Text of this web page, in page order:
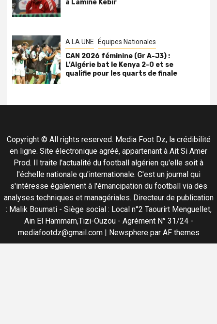
à Lamine Kebir
A LA UNE Équipes Nationales
CAN 2026 féminine (Gr A-J3) :
L’Algérie bat le Kenya 2-0 et se
qualifie pour les quarts de finale
Copyright © All rights reserved. Media Foot Dz, la crédibilité
en ligne. Site électronique agréé, appartenant à Ait Si Amer
Prod. Il traite l'actualité du football algérien qu'elle soit à
l'échelle nationale qu'internationale. C'est un journal qui
s'intéresse également à l'émancipation du football via des
analyses techniques et managériales. Directeur de publication
: Malik Boumati - Siège social : Local n°2 Taourirt Menguellet,
Ain El Hammam,Tizi-Ouzou - Agrément N° 31/24 -
mediafootdz@gmail.com
Newspherepar AF themes